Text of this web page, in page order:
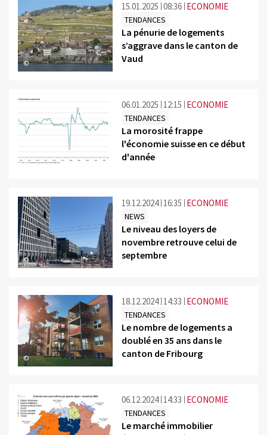
©
15.01.2025 08:36 ECONOMIE
TENDANCES
La pénurie de logements
s’aggrave dans le canton de
Vaud
©
06.01.2025 12:15 ECONOMIE
TENDANCES
La morosité frappe
l'économie suisse en ce début
d'année
©
19.12.2024 16:35 ECONOMIE
NEWS
Le niveau des loyers de
novembre retrouve celui de
septembre
©
18.12.2024 14:33 ECONOMIE
TENDANCES
Le nombre de logements a
doublé en 35 ans dans le
canton de Fribourg
06.12.2024 14:33 ECONOMIE
TENDANCES
Le marché immobilier